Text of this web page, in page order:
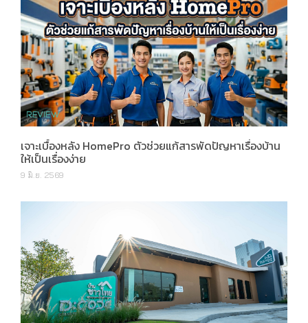
เจาะเบื้องหลัง HomePro ตัวช่วยแก้สารพัดปัญหาเรื่องบ้าน
ให้เป็นเรื่องง่าย
9 มิ.ย. 2569